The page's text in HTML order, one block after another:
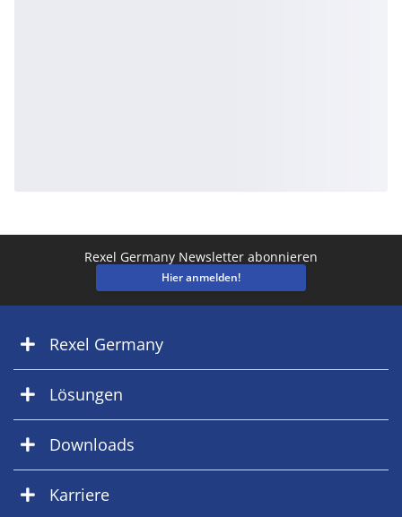
Rexel Germany Newsletter abonnieren
Hier anmelden!
Rexel Germany
Lösungen
Downloads
Karriere